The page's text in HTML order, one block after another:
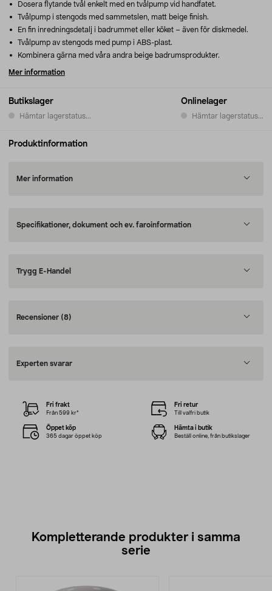
Butikslager
Hämtar lagerstatus...
Onlinelager
Hämtar lagerstatus...
Dosera flytande tvål enkelt med en tvålpump vid handfatet.
Tvålpump i stengods med sammetslen, matt beige finish.
En fin inredningsdetalj i badrummet eller köket – även för diskmedel.
Tvålpump av stengods med pump i ABS-plast.
Kombinera gärna med våra andra beige badrumsprodukter.
Mer information
Produktinformation
Mer information
Specifikationer, dokument och ev. faroinformation
Trygg E-Handel
Recensioner (8)
Experten svarar
Fri frakt
Från 599 kr*
Fri retur
Till valfri butik
Öppet köp
365 dagar öppet köp
Hämta i butik
Beställ online, från butikslager
Kompletterande produkter i samma
serie